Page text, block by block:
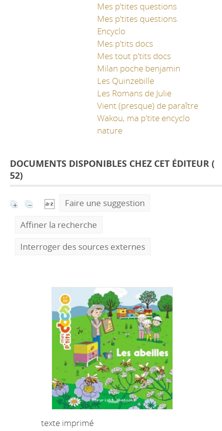
Mes p'tites questions
Mes p'tites questions.
Encyclo
Mes p'tits docs
Mes tout p'tits docs
Milan poche benjamin
Les Quinzebille
Les Romans de Julie
Vient (presque) de paraître
Wakou, ma p'tite encyclo
nature
DOCUMENTS DISPONIBLES CHEZ CET ÉDITEUR (
52)
Faire une suggestion
Affiner la recherche
Interroger des sources externes
texte imprimé